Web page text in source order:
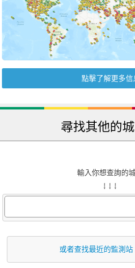
點擊了解更多信
尋找其他的
輸入你想查詢的
↓ ↓ ↓
或者查找最近的監測站